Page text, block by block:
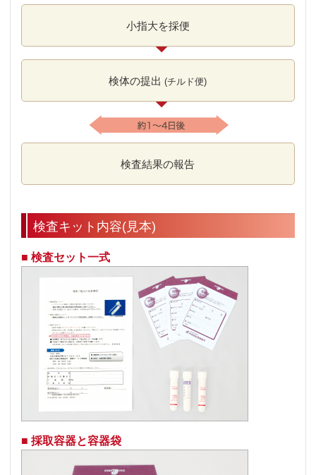
小指大を採便
検体の提出 (チルド便)
検査結果の報告
検査キット内容(見本)
■ 検査セット一式
■ 採取容器と容器袋